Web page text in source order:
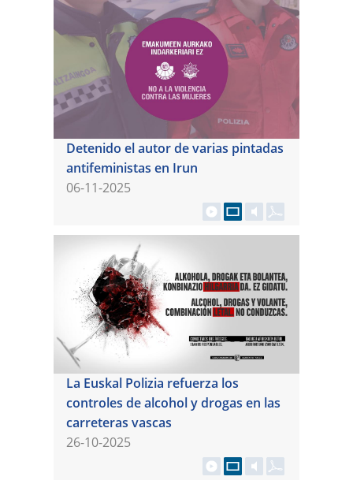
Detenido el autor de varias pintadas
antifeministas en Irun
06-11-2025
La Euskal Polizia refuerza los
controles de alcohol y drogas en las
carreteras vascas
26-10-2025